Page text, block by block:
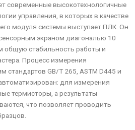
современные высокотехнологичные
управления, в которых в качестве
модуля системы выступает ПЛК. Он
экраном диагональю 10
стабильность работы и
Процесс измерения
стандартов GB/T 265, ASTM D445 и
для измерения
термисторы, а результаты
что позволяет проводить